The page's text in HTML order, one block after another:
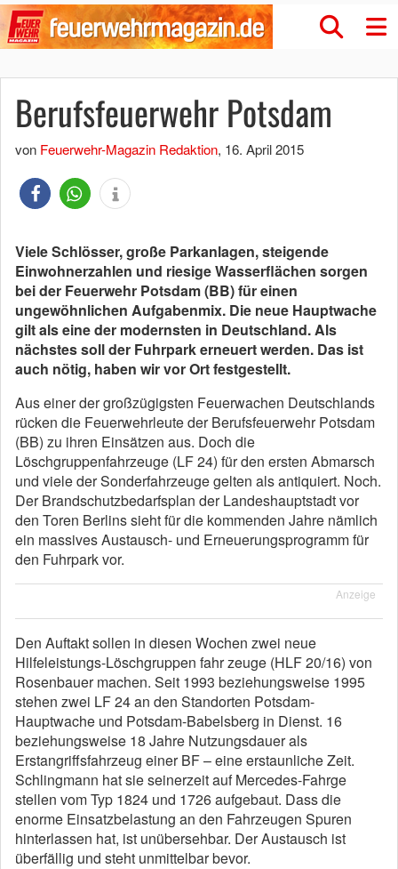
Berufsfeuerwehr Potsdam
von Feuerwehr-Magazin Redaktion, 16. April 2015
Viele Schlösser, große Parkanlagen, steigende
Einwohnerzahlen und riesige Wasserflächen sorgen
bei der Feuerwehr Potsdam (BB) für einen
ungewöhnlichen Aufgabenmix. Die neue Hauptwache
gilt als eine der modernsten in Deutschland. Als
nächstes soll der Fuhrpark erneuert werden. Das ist
auch nötig, haben wir vor Ort festgestellt.
Aus einer der großzügigsten Feuerwachen Deutschlands
rücken die Feuerwehrleute der Berufsfeuerwehr Potsdam
(BB) zu ihren Einsätzen aus. Doch die
Löschgruppenfahrzeuge (LF 24) für den ersten Abmarsch
und viele der Sonderfahrzeuge gelten als antiquiert. Noch.
Der Brandschutzbedarfsplan der Landeshauptstadt vor
den Toren Berlins sieht für die kommenden Jahre nämlich
ein massives Austausch- und Erneuerungsprogramm für
den Fuhrpark vor.
Anzeige
Den Auftakt sollen in diesen Wochen zwei neue
Hilfeleistungs-Löschgruppen fahr zeuge (HLF 20/16) von
Rosenbauer machen. Seit 1993 beziehungsweise 1995
stehen zwei LF 24 an den Standorten Potsdam-
Hauptwache und Potsdam-Babelsberg in Dienst. 16
beziehungsweise 18 Jahre Nutzungsdauer als
Erstangriffsfahrzeug einer BF – eine erstaunliche Zeit.
Schlingmann hat sie seinerzeit auf Mercedes-Fahrge
stellen vom Typ 1824 und 1726 aufgebaut. Dass die
enorme Einsatzbelastung an den Fahrzeugen Spuren
hinterlassen hat, ist unübersehbar. Der Austausch ist
überfällig und steht unmittelbar bevor.